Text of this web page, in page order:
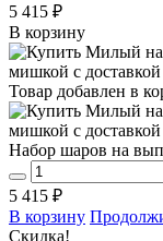
5 415 ₽
В корзину
Товар добавлен в
Набор шаров на
5 415 ₽
В корзину
Скидка!